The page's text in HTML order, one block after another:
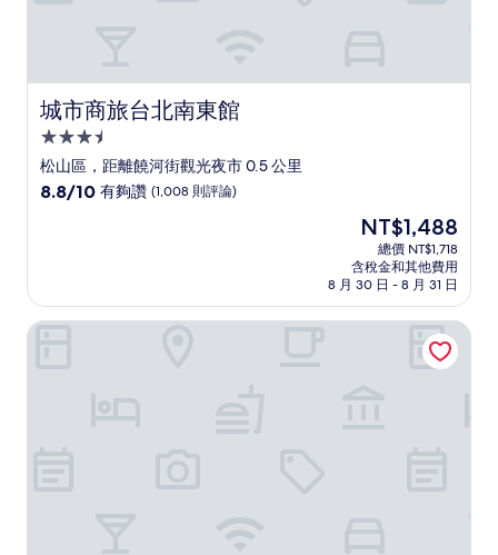
城市商旅台北南東館
城市商旅台北南東館
3.5
星
級
松山區，距離饒河街觀光夜市 0.5 公里
8.8
有
夠
8.8/10 有夠讚 (1,008 則評論)
現
價
格
為
NT$1,488
NT$1,488
總價 NT$1,718
含稅金和其他費用
8 月 30 日 - 8 月 31 日
首都大飯店 - 松山館